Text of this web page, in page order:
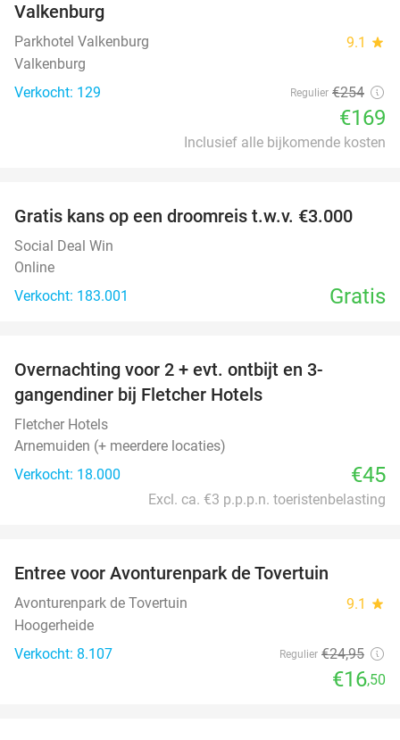
Valkenburg
Parkhotel Valkenburg 9.1 star
Valkenburg
Verkocht: 129
Regulier €254
€169
Inclusief alle bijkomende kosten
Gratis kans op een droomreis t.w.v. €3.000
Social Deal Win
Online
Verkocht: 183.001
Gratis
Overnachting voor 2 + evt. ontbijt en 3-
gangendiner bij Fletcher Hotels
Fletcher Hotels
Arnemuiden (+ meerdere locaties)
Verkocht: 18.000
€45
Excl. ca. €3 p.p.p.n. toeristenbelasting
Entree voor Avonturenpark de Tovertuin
Avonturenpark de Tovertuin 9.1 star
Hoogerheide
Verkocht: 8.107
Regulier €24,95
€16,50